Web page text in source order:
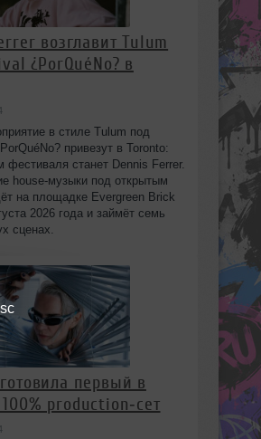
возглавит Tulum
¿PorQuéNo? в
в стиле Tulum под
привезут в Toronto:
фестиваля станет Dennis Ferrer.
house-музыки под открытым
на площадке Evergreen Brick
2026 года и займёт семь
сценах.
первый в
100% production‑сет